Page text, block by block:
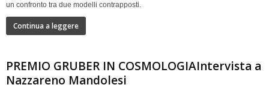
un confronto tra due modelli contrapposti.
Continua a leggere
PREMIO GRUBER IN COSMOLOGIAIntervista a
Nazzareno Mandolesi